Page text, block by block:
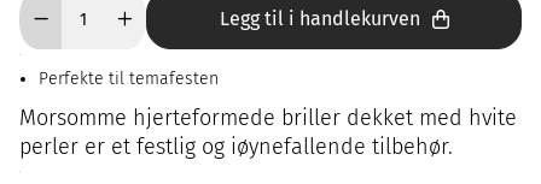
Legg til i handlekurven
Perfekte til temafesten
Morsomme hjerteformede briller dekket med hvite
perler er et festlig og iøynefallende tilbehør.